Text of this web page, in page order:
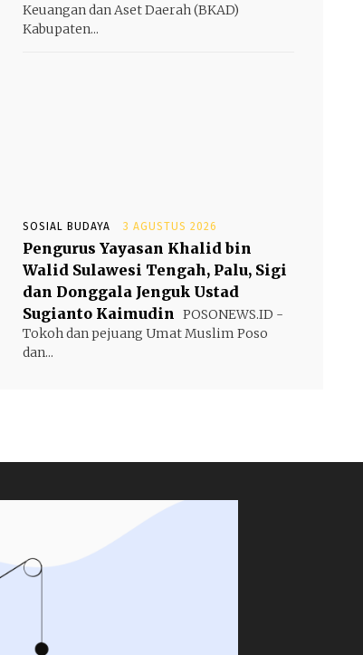
Keuangan dan Aset Daerah (BKAD)
Kabupaten...
SOSIAL BUDAYA 3 AGUSTUS 2026
Pengurus Yayasan Khalid bin
Walid Sulawesi Tengah, Palu, Sigi
dan Donggala Jenguk Ustad
Sugianto Kaimudin POSONEWS.ID -
Tokoh dan pejuang Umat Muslim Poso
dan...